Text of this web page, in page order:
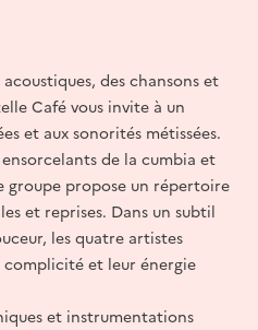
des chansons et
Café vous invite à un
et aux sonorités métissées.
de la cumbia et
groupe propose un répertoire
et reprises. Dans un subtil
les quatre artistes
et leur énergie
et instrumentations